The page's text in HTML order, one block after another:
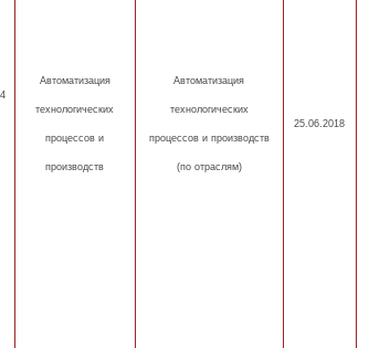
Автоматизация
технологических
процессов и
производств
Автоматизация
технологических
процессов и производств
(по отраслям)
25.06.2018